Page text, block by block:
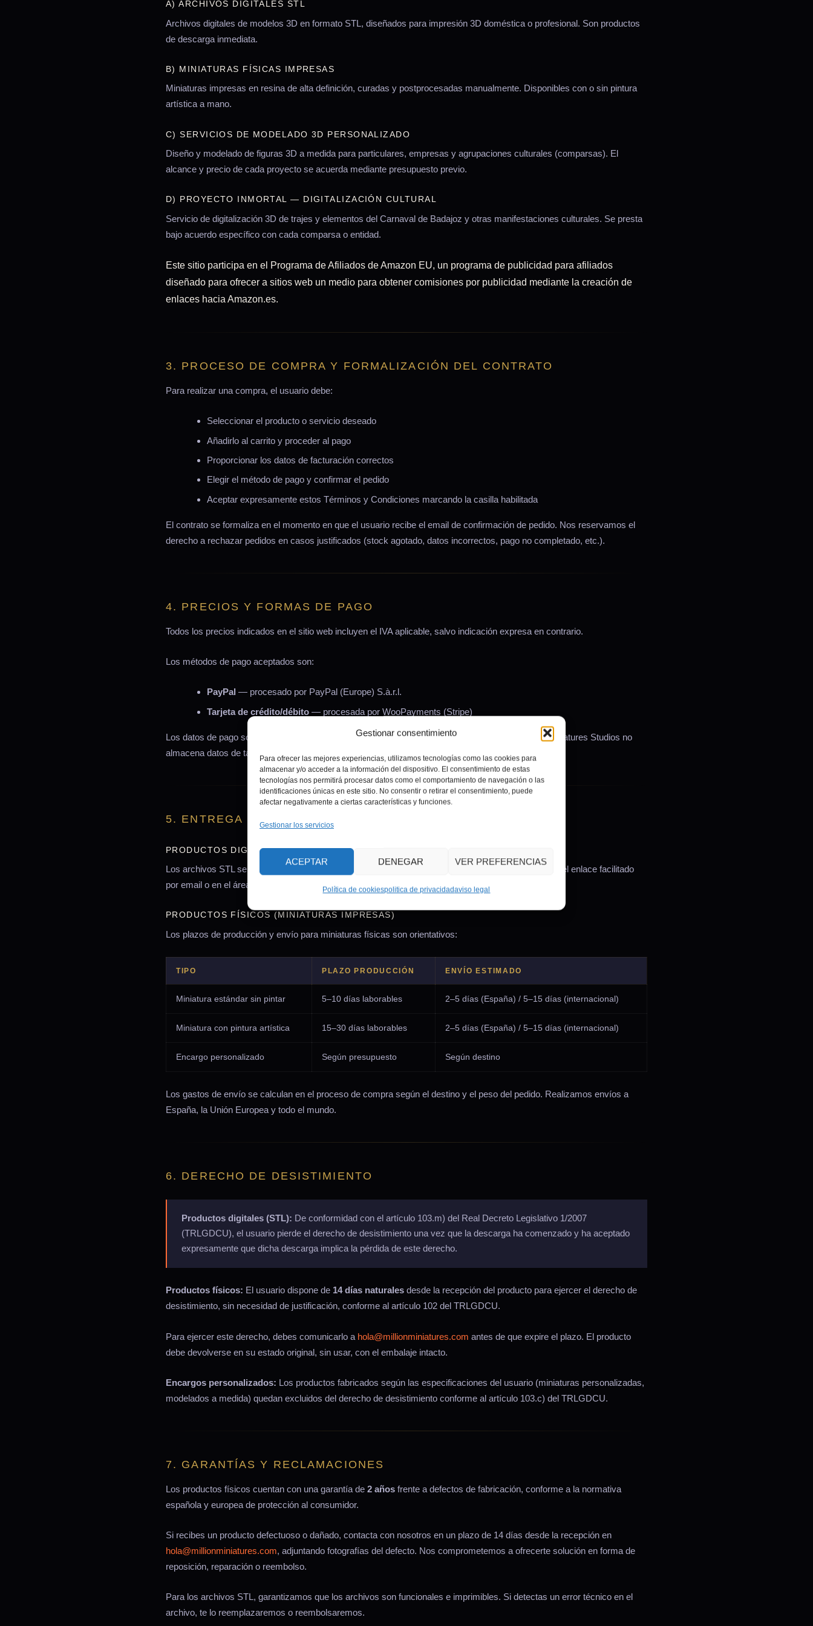
Gestionar consentimiento
Para ofrecer las mejores experiencias, utilizamos tecnologías como las cookies para
almacenar y/o acceder a la información del dispositivo. El consentimiento de estas
tecnologías nos permitirá procesar datos como el comportamiento de navegación o las
identificaciones únicas en este sitio. No consentir o retirar el consentimiento, puede
afectar negativamente a ciertas características y funciones.
Gestionar los servicios
ACEPTAR DENEGAR VER PREFERENCIAS
Política de cookiespolitica de privacidadaviso legal
A) ARCHIVOS DIGITALES STL
Archivos digitales de modelos 3D en formato STL, diseñados para impresión 3D doméstica o profesional. Son productos
de descarga inmediata.
B) MINIATURAS FÍSICAS IMPRESAS
Miniaturas impresas en resina de alta definición, curadas y postprocesadas manualmente. Disponibles con o sin pintura
artística a mano.
C) SERVICIOS DE MODELADO 3D PERSONALIZADO
Diseño y modelado de figuras 3D a medida para particulares, empresas y agrupaciones culturales (comparsas). El
alcance y precio de cada proyecto se acuerda mediante presupuesto previo.
D) PROYECTO INMORTAL — DIGITALIZACIÓN CULTURAL
Servicio de digitalización 3D de trajes y elementos del Carnaval de Badajoz y otras manifestaciones culturales. Se presta
bajo acuerdo específico con cada comparsa o entidad.
Este sitio participa en el Programa de Afiliados de Amazon EU, un programa de publicidad para afiliados
diseñado para ofrecer a sitios web un medio para obtener comisiones por publicidad mediante la creación de
enlaces hacia Amazon.es.
3. PROCESO DE COMPRA Y FORMALIZACIÓN DEL CONTRATO
Para realizar una compra, el usuario debe:
Seleccionar el producto o servicio deseado
Añadirlo al carrito y proceder al pago
Proporcionar los datos de facturación correctos
Elegir el método de pago y confirmar el pedido
Aceptar expresamente estos Términos y Condiciones marcando la casilla habilitada
El contrato se formaliza en el momento en que el usuario recibe el email de confirmación de pedido. Nos reservamos el
derecho a rechazar pedidos en casos justificados (stock agotado, datos incorrectos, pago no completado, etc.).
4. PRECIOS Y FORMAS DE PAGO
Todos los precios indicados en el sitio web incluyen el IVA aplicable, salvo indicación expresa en contrario.
Los métodos de pago aceptados son:
PayPal — procesado por PayPal (Europe) S.à.r.l.
Tarjeta de crédito/débito — procesada por WooPayments (Stripe)
Los datos de pago son gestionados íntegramente por los proveedores de pago indicados. Million Miniatures Studios no
almacena datos de tarjetas bancarias en sus servidores.
5. ENTREGA DE PRODUCTOS
PRODUCTOS DIGITALES (STL)
Los archivos STL se entregan mediante descarga inmediata tras la confirmación del pago, a través del enlace facilitado
por email o en el área de cliente. No aplican gastos de envío.
PRODUCTOS FÍSICOS (MINIATURAS IMPRESAS)
Los plazos de producción y envío para miniaturas físicas son orientativos:
TIPO PLAZO PRODUCCIÓN ENVÍO ESTIMADO
Miniatura estándar sin pintar 5–10 días laborables 2–5 días (España) / 5–15 días (internacional)
Miniatura con pintura artística 15–30 días laborables 2–5 días (España) / 5–15 días (internacional)
Encargo personalizado Según presupuesto Según destino
Los gastos de envío se calculan en el proceso de compra según el destino y el peso del pedido. Realizamos envíos a
España, la Unión Europea y todo el mundo.
6. DERECHO DE DESISTIMIENTO
Productos digitales (STL): De conformidad con el artículo 103.m) del Real Decreto Legislativo 1/2007
(TRLGDCU), el usuario pierde el derecho de desistimiento una vez que la descarga ha comenzado y ha aceptado
expresamente que dicha descarga implica la pérdida de este derecho.
Productos físicos: El usuario dispone de 14 días naturales desde la recepción del producto para ejercer el derecho de
desistimiento, sin necesidad de justificación, conforme al artículo 102 del TRLGDCU.
Para ejercer este derecho, debes comunicarlo a hola@millionminiatures.com antes de que expire el plazo. El producto
debe devolverse en su estado original, sin usar, con el embalaje intacto.
Encargos personalizados: Los productos fabricados según las especificaciones del usuario (miniaturas personalizadas,
modelados a medida) quedan excluidos del derecho de desistimiento conforme al artículo 103.c) del TRLGDCU.
7. GARANTÍAS Y RECLAMACIONES
Los productos físicos cuentan con una garantía de 2 años frente a defectos de fabricación, conforme a la normativa
española y europea de protección al consumidor.
Si recibes un producto defectuoso o dañado, contacta con nosotros en un plazo de 14 días desde la recepción en
hola@millionminiatures.com, adjuntando fotografías del defecto. Nos comprometemos a ofrecerte solución en forma de
reposición, reparación o reembolso.
Para los archivos STL, garantizamos que los archivos son funcionales e imprimibles. Si detectas un error técnico en el
archivo, te lo reemplazaremos o reembolsaremos.